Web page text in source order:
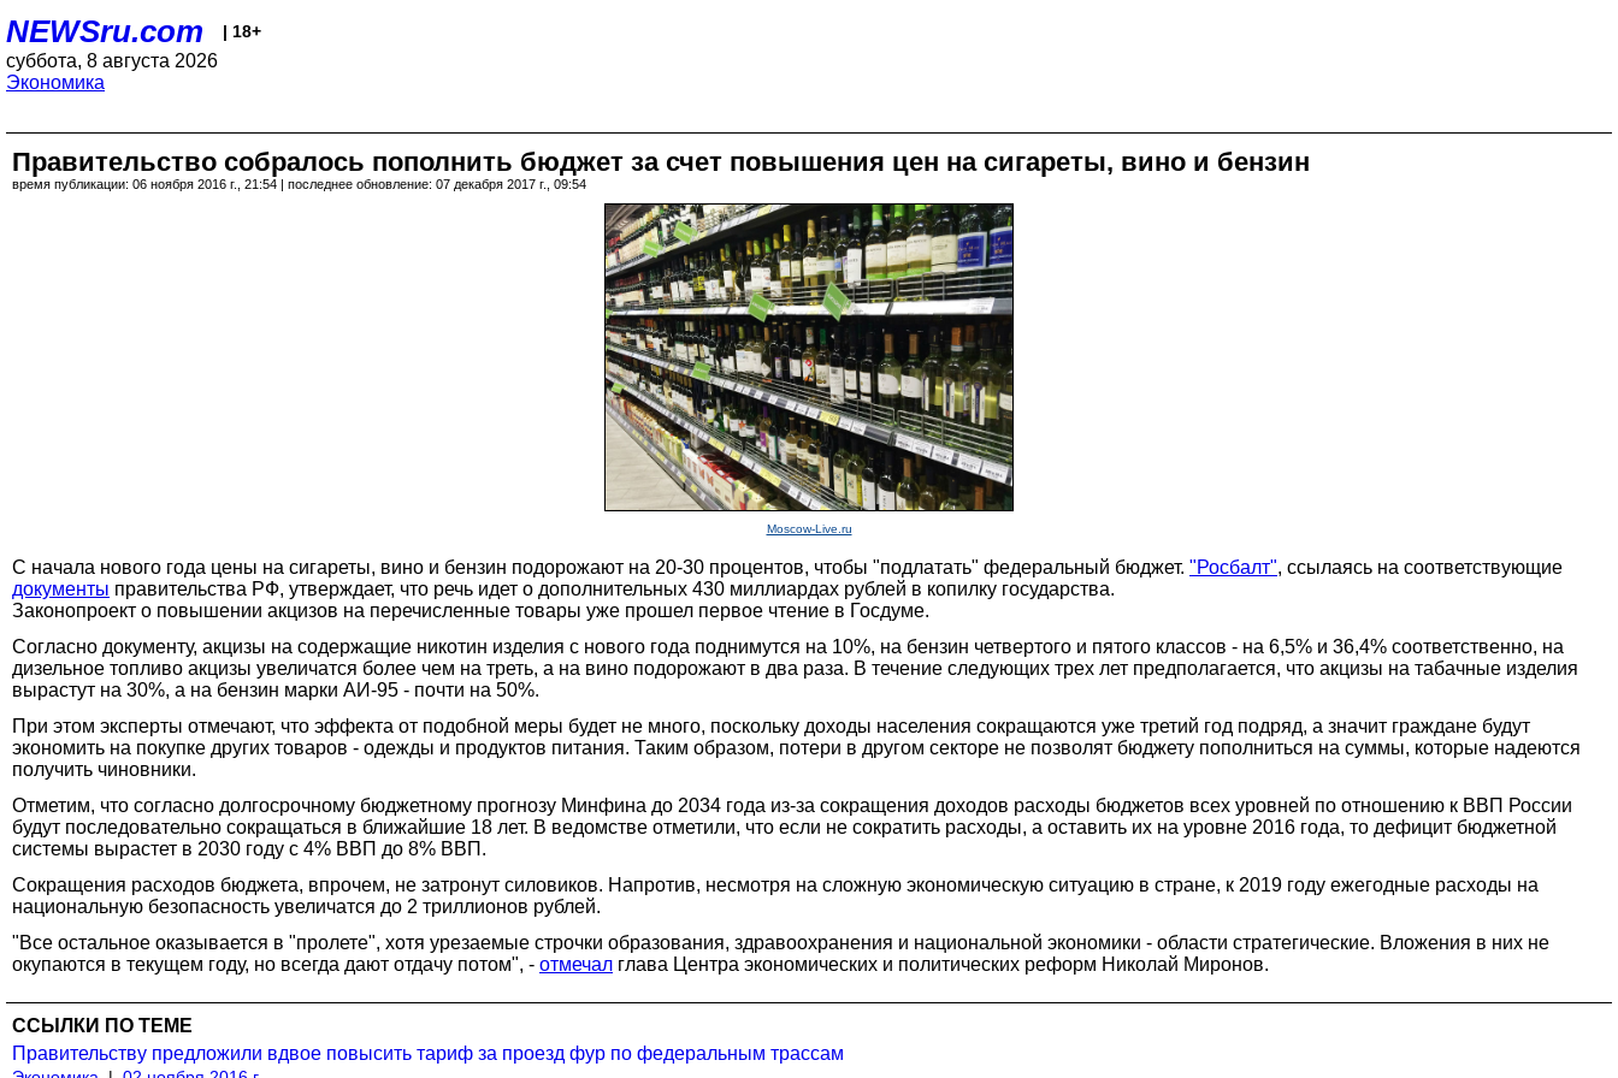
NEWSru.com | 18+
суббота, 8 августа 2026
Экономика
Правительство собралось пополнить бюджет за счет повышения цен на сигареты, вино и бензин
время публикации: 06 ноября 2016 г., 21:54 | последнее обновление: 07 декабря 2017 г., 09:54
Moscow-Live.ru
С начала нового года цены на сигареты, вино и бензин подорожают на 20-30 процентов, чтобы "подлатать" федеральный бюджет. "Росбалт", ссылаясь на соответствующие
документы правительства РФ, утверждает, что речь идет о дополнительных 430 миллиардах рублей в копилку государства.
Законопроект о повышении акцизов на перечисленные товары уже прошел первое чтение в Госдуме.
Согласно документу, акцизы на содержащие никотин изделия с нового года поднимутся на 10%, на бензин четвертого и пятого классов - на 6,5% и 36,4% соответственно, на
дизельное топливо акцизы увеличатся более чем на треть, а на вино подорожают в два раза. В течение следующих трех лет предполагается, что акцизы на табачные изделия
вырастут на 30%, а на бензин марки АИ-95 - почти на 50%.
При этом эксперты отмечают, что эффекта от подобной меры будет не много, поскольку доходы населения сокращаются уже третий год подряд, а значит граждане будут
экономить на покупке других товаров - одежды и продуктов питания. Таким образом, потери в другом секторе не позволят бюджету пополниться на суммы, которые надеются
получить чиновники.
Отметим, что согласно долгосрочному бюджетному прогнозу Минфина до 2034 года из-за сокращения доходов расходы бюджетов всех уровней по отношению к ВВП России
будут последовательно сокращаться в ближайшие 18 лет. В ведомстве отметили, что если не сократить расходы, а оставить их на уровне 2016 года, то дефицит бюджетной
системы вырастет в 2030 году с 4% ВВП до 8% ВВП.
Сокращения расходов бюджета, впрочем, не затронут силовиков. Напротив, несмотря на сложную экономическую ситуацию в стране, к 2019 году ежегодные расходы на
национальную безопасность увеличатся до 2 триллионов рублей.
"Все остальное оказывается в "пролете", хотя урезаемые строчки образования, здравоохранения и национальной экономики - области стратегические. Вложения в них не
окупаются в текущем году, но всегда дают отдачу потом", - отмечал глава Центра экономических и политических реформ Николай Миронов.
ССЫЛКИ ПО ТЕМЕ
Правительству предложили вдвое повысить тариф за проезд фур по федеральным трассам